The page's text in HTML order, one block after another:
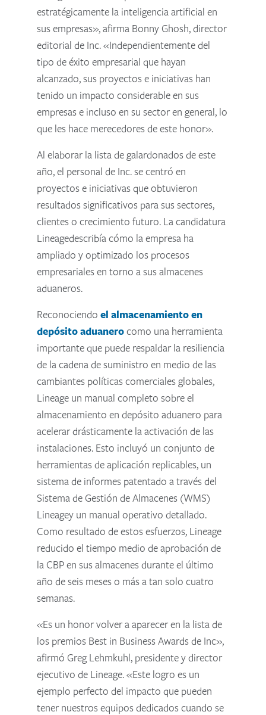
estratégicamente la inteligencia artificial en
sus empresas», afirma Bonny Ghosh, director
editorial de Inc. «Independientemente del
tipo de éxito empresarial que hayan
alcanzado, sus proyectos e iniciativas han
tenido un impacto considerable en sus
empresas e incluso en su sector en general, lo
que les hace merecedores de este honor».
Al elaborar la lista de galardonados de este
año, el personal de Inc. se centró en
proyectos e iniciativas que obtuvieron
resultados significativos para sus sectores,
clientes o crecimiento futuro. La candidatura
Lineagedescribía cómo la empresa ha
ampliado y optimizado los procesos
empresariales en torno a sus almacenes
aduaneros.
Reconociendoel almacenamiento en
depósito aduanerocomo una herramienta
importante que puede respaldar la resiliencia
de la cadena de suministro en medio de las
cambiantes políticas comerciales globales,
Lineage un manual completo sobre el
almacenamiento en depósito aduanero para
acelerar drásticamente la activación de las
instalaciones. Esto incluyó un conjunto de
herramientas de aplicación replicables, un
sistema de informes patentado a través del
Sistema de Gestión de Almacenes (WMS)
Lineagey un manual operativo detallado.
Como resultado de estos esfuerzos, Lineage
reducido el tiempo medio de aprobación de
la CBP en sus almacenes durante el último
año de seis meses o más a tan solo cuatro
semanas.
«Es un honor volver a aparecer en la lista de
los premios Best in Business Awards de Inc»,
afirmó Greg Lehmkuhl, presidente y director
ejecutivo de Lineage. «Este logro es un
ejemplo perfecto del impacto que pueden
tener nuestros equipos dedicados cuando se